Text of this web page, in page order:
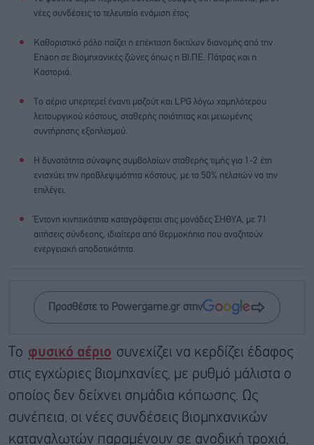
νέες συνδέσεις το τελευταίο ενάμιση έτος.
Καθοριστικό ρόλο παίζει η επέκταση δικτύων διανομής από την
Enaon σε βιομηχανικές ζώνες όπως η ΒΙ.ΠΕ. Πάτρας και η
Καστοριά.
Το αέριο υπερτερεί έναντι μαζούτ και LPG λόγω χαμηλότερου
λειτουργικού κόστους, σταθερής ποιότητας και μειωμένης
συντήρησης εξοπλισμού.
Η δυνατότητα σύναψης συμβολαίων σταθερής τιμής για 1-2 έτη
ενισχύει την προβλεψιμότητα κόστους, με το 50% πελατών να την
επιλέγει.
Έντονη κινητικότητα καταγράφεται στις μονάδες ΣΗΘΥΑ, με 71
αιτήσεις σύνδεσης, ιδιαίτερα από θερμοκήπια που αναζητούν
ενεργειακή αποδοτικότητα.
Προσθέστε το Powergame.gr στην
Το φυσικό αέριο συνεχίζει να κερδίζει έδαφος
στις εγχώριες βιομηχανίες, με ρυθμό μάλιστα ο
οποίος δεν δείχνει σημάδια κόπωσης. Ως
συνέπεια, οι νέες συνδέσεις βιομηχανικών
καταναλωτών παραμένουν σε ανοδική τροχιά,